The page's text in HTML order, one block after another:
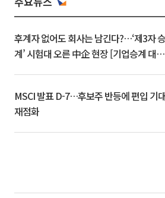
후계자 없어도 회사는 남긴다?…‘제3자 승
계’ 시험대 오른 中企 현장 [기업승계 대전
MSCI 발표 D-7…후보주 반등에 편입 기
재점화